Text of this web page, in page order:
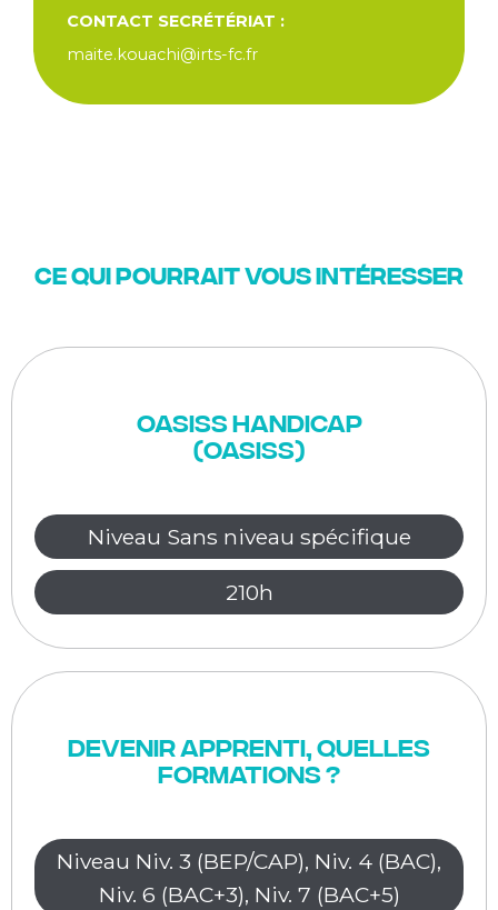
CONTACT SECRÉTÉRIAT :
maite.kouachi@irts-fc.fr
Ce qui pourrait vous intéresser
OASISS Handicap
(OASISS)
Niveau Sans niveau spécifique
210h
Devenir apprenti, quelles
formations ?
Niveau Niv. 3 (BEP/CAP), Niv. 4 (BAC),
Niv. 6 (BAC+3), Niv. 7 (BAC+5)